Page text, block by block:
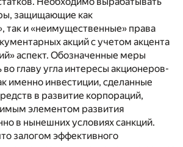
защищающие как
так и «неимущественные» права
акций с учетом акцента
аспект. Обозначенные меры
главу угла интересы акционеров-
именно инвестиции, сделанные
в развитие корпораций,
элементом развития
в нынешних условиях санкций.
залогом эффективного